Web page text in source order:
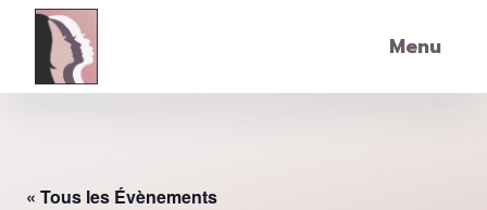
Skip to main content
Menu
« Tous les Évènements